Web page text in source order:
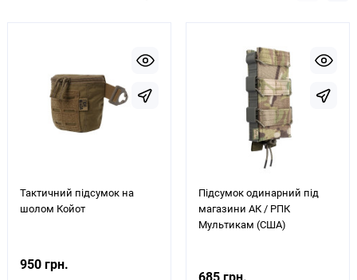
Тактичний підсумок на
шолом Койот
950 грн.
Підсумок одинарний під
магазини АК / РПК
Мультикам (США)
685 грн.